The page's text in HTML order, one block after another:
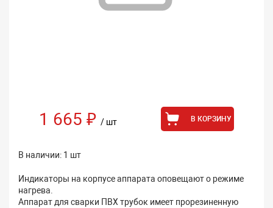
1 665 ₽ / шт В КОРЗИНУ
В наличии: 1 шт
Индикаторы на корпусе аппарата оповещают о режиме
нагрева.
Аппарат для сварки ПВХ трубок имеет прорезиненную